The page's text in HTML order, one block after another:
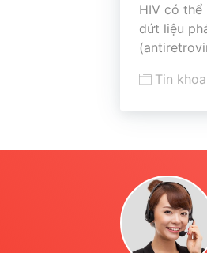
HIV có thể
dứt liệu
Tin